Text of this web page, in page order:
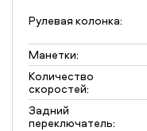
Рулевая колонка:
Манетки:
Количество
скоростей:
Задний
переключатель: